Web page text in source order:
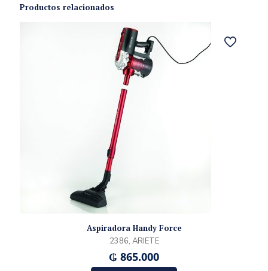
Productos relacionados
Aspiradora Handy Force
2386, ARIETE
₲ 865.000